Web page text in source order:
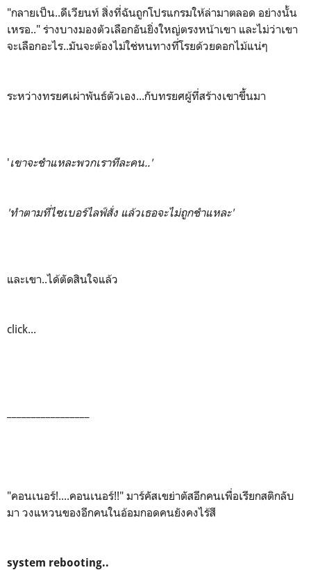
"กลายเป็น..ดีเวียนท์ สิ่งที่ฉันถูกโปรแกรมให้ล่ามาตลอด อย่างนั้น
เหรอ.." ร่างบางมองตัวเลือกอันยิ่งใหญ่ตรงหน้าเขา และไม่ว่าเขา
จะเลือกอะไร..มันจะต้องไม่ใช่หนทางที่โรยด้วยดอกไม้แน่ๆ
ระหว่างทรยศเผ่าพันธ์ตัวเอง...กับทรยศผู้ที่สร้างเขาขึ้นมา
'เขาจะชำแหละพวกเราทีละคน..'
'ทำตามที่ไซเบอร์ไลฟ์สั่ง แล้วเธอจะไม่ถูกชำแหละ'
และเขา..ได้ตัดสินใจแล้ว
click...
"คอนเนอร์!....คอนเนอร์!!" มาร์คัสเขย่าตัสอีกคนเพื่อเรียกสติกลับ
มา วงแหวนของอีกคนในอ้อมกอดคนยังคงไร้สี
system rebooting..